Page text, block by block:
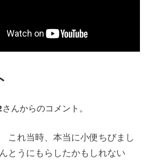
さんからのコメント。
れ当時、本当に小便ちびまし
とうにもらしたかもしれない